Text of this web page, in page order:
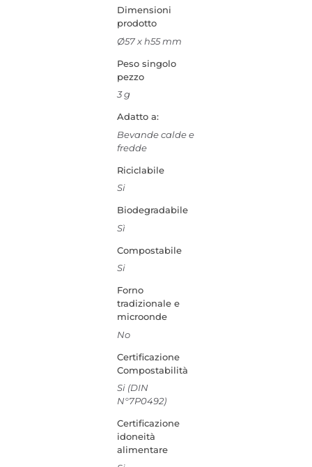
Dimensioni
prodotto
Ø57 x h55 mm
Peso singolo
pezzo
3 g
Adatto a:
Bevande calde e
fredde
Riciclabile
Si
Biodegradabile
Sì
Compostabile
Si
Forno
tradizionale e
microonde
No
Certificazione
Compostabilità
Si (DIN
N°7P0492)
Certificazione
idoneità
alimentare